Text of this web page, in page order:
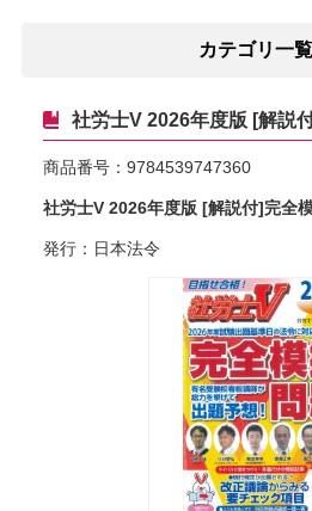
カテゴリ一覧
社労士V 2026年度版 [解説
商品番号： 9784539747360
社労士V 2026年度版 [解説付]完全
発行：日本法令